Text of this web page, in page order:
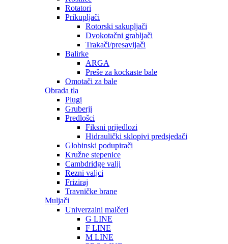
Rotatori
Prikupljači
Rotorski sakupljači
Dvokotačni grabljači
Trakači/presavijači
Balirke
ARGA
Preše za kockaste bale
Omotači za bale
Obrada tla
Plugi
Gruberji
Predlošci
Fiksni prijedlozi
Hidraulički sklopivi predsjedači
Globinski podupirači
Kružne stepenice
Cambdridge valji
Rezni valjci
Friziraj
Travničke brane
Muljači
Univerzalni malčeri
G LINE
F LINE
M LINE